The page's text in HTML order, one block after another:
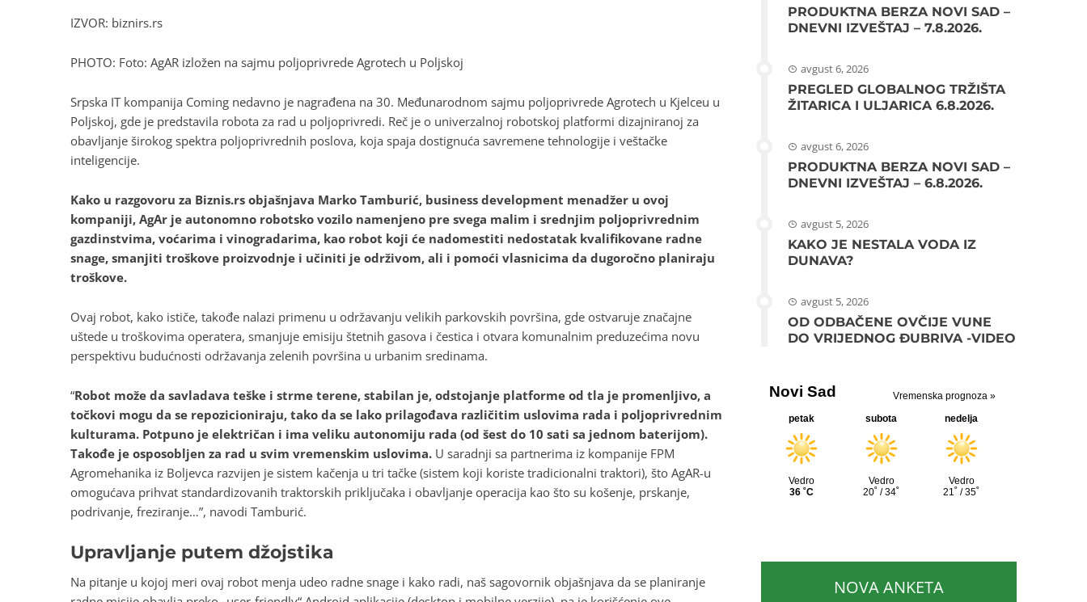
IZVOR: biznirs.rs
PHOTO: Foto: AgAR izložen na sajmu poljoprivrede Agrotech u Poljskoj
Srpska IT kompanija Coming nedavno je nagrađena na 30. Međunarodnom sajmu poljoprivrede Agrotech u Kjelceu u
Poljskoj, gde je predstavila robota za rad u poljoprivredi. Reč je o univerzalnoj robotskoj platformi dizajniranoj za
obavljanje širokog spektra poljoprivrednih poslova, koja spaja dostignuća savremene tehnologije i veštačke
inteligencije.
Kako u razgovoru za Biznis.rs objašnjava Marko Tamburić, business development menadžer u ovoj
kompaniji, AgAr je autonomno robotsko vozilo namenjeno pre svega malim i srednjim poljoprivrednim
gazdinstvima, voćarima i vinogradarima, kao robot koji će nadomestiti nedostatak kvalifikovane radne
snage, smanjiti troškove proizvodnje i učiniti je održivom, ali i pomoći vlasnicima da dugoročno planiraju
troškove.
Ovaj robot, kako ističe, takođe nalazi primenu u održavanju velikih parkovskih površina, gde ostvaruje značajne
uštede u troškovima operatera, smanjuje emisiju štetnih gasova i čestica i otvara komunalnim preduzećima novu
perspektivu budućnosti održavanja zelenih površina u urbanim sredinama.
“Robot može da savladava teške i strme terene, stabilan je, odstojanje platforme od tla je promenljivo, a
točkovi mogu da se repozicioniraju, tako da se lako prilagođava različitim uslovima rada i poljoprivrednim
kulturama. Potpuno je električan i ima veliku autonomiju rada (od šest do 10 sati sa jednom baterijom).
Takođe je osposobljen za rad u svim vremenskim uslovima. U saradnji sa partnerima iz kompanije FPM
Agromehanika iz Boljevca razvijen je sistem kačenja u tri tačke (sistem koji koriste tradicionalni traktori), što AgAR-u
omogućava prihvat standardizovanih traktorskih priključaka i obavljanje operacija kao što su košenje, prskanje,
podrivanje, freziranje…”, navodi Tamburić.
Upravljanje putem džojstika
Na pitanje u kojoj meri ovaj robot menja udeo radne snage i kako radi, naš sagovornik objašnjava da se planiranje
PRODUKTNA BERZA NOVI SAD –
DNEVNI IZVEŠTAJ – 7.8.2026.
avgust 6, 2026
PREGLED GLOBALNOG TRŽIŠTA
ŽITARICA I ULJARICA 6.8.2026.
avgust 6, 2026
PRODUKTNA BERZA NOVI SAD –
DNEVNI IZVEŠTAJ – 6.8.2026.
avgust 5, 2026
KAKO JE NESTALA VODA IZ
DUNAVA?
avgust 5, 2026
OD ODBAČENE OVČIJE VUNE
DO VRIJEDNOG ĐUBRIVA -VIDEO
NOVA ANKETA